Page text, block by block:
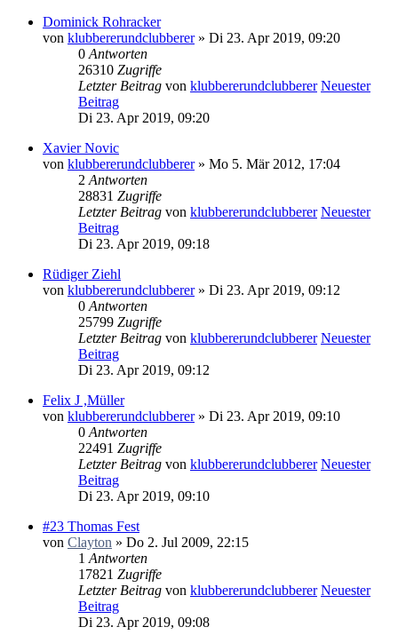
Dominick Rohracker
von klubbererundclubberer» Di 23. Apr 2019, 09:20
0 Antworten
26310 Zugriffe
Letzter Beitrag von klubbererundclubberer Neuester
Beitrag
Di 23. Apr 2019, 09:20
Xavier Novic
von klubbererundclubberer» Mo 5. Mär 2012, 17:04
2 Antworten
28831 Zugriffe
Letzter Beitrag von klubbererundclubberer Neuester
Beitrag
Di 23. Apr 2019, 09:18
Rüdiger Ziehl
von klubbererundclubberer» Di 23. Apr 2019, 09:12
0 Antworten
25799 Zugriffe
Letzter Beitrag von klubbererundclubberer Neuester
Beitrag
Di 23. Apr 2019, 09:12
Felix J ,Müller
von klubbererundclubberer» Di 23. Apr 2019, 09:10
0 Antworten
22491 Zugriffe
Letzter Beitrag von klubbererundclubberer Neuester
Beitrag
Di 23. Apr 2019, 09:10
#23 Thomas Fest
von Clayton » Do 2. Jul 2009, 22:15
1 Antworten
17821 Zugriffe
Letzter Beitrag von klubbererundclubberer Neuester
Beitrag
Di 23. Apr 2019, 09:08